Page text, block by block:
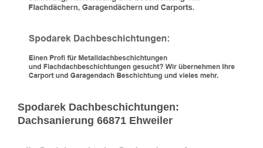
Spodarek Dachbeschichtungen:
Dachsanierung 66871 Ehweiler